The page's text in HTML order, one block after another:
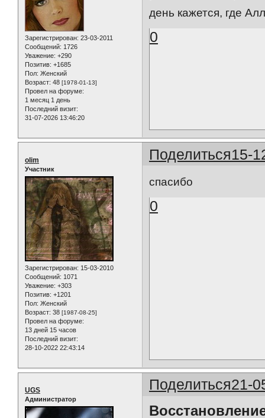
Зарегистрирован: 23-03-2011
Сообщений: 1726
Уважение: +290
Позитив: +1685
Пол: Женский
Возраст: 48 [1978-01-13]
Провел на форуме:
1 месяц 1 день
Последний визит:
31-07-2026 13:46:20
день кажется, где
0
Поделиться15-
olim
Участник
Зарегистрирован: 15-03-2010
Сообщений: 1071
Уважение: +303
Позитив: +1201
Пол: Женский
Возраст: 38 [1987-08-25]
Провел на форуме:
13 дней 15 часов
Последний визит:
28-10-2022 22:43:14
спасибо
0
Поделиться21-
UGS
Администратор